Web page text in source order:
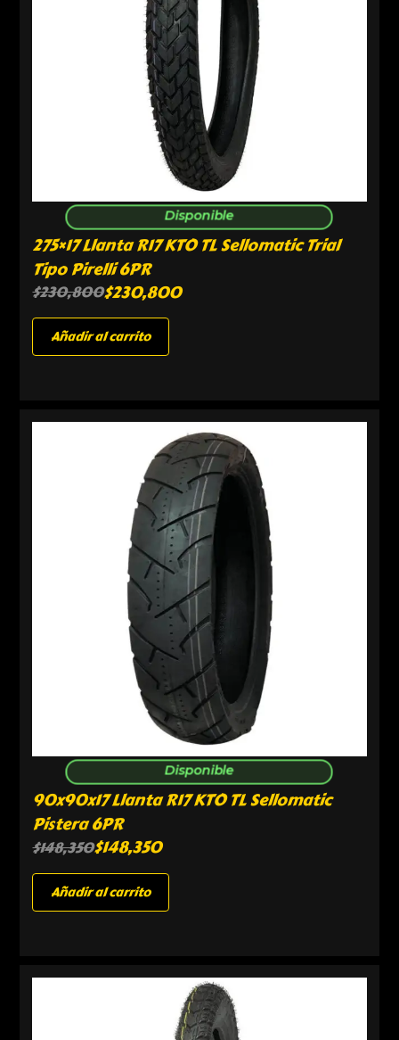
Disponible
275×17 Llanta R17 KTO TL Sellomatic Trial
Tipo Pirelli 6PR
$230,800$230,800
Añadir al carrito
Disponible
90x90x17 Llanta R17 KTO TL Sellomatic
Pistera 6PR
$148,350$148,350
Añadir al carrito